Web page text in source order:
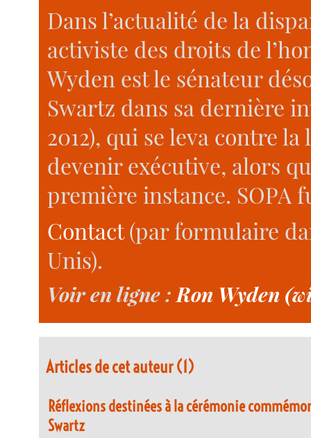
Dans l’actualité de la
activiste des droits de
Wyden est le sénateur
Swartz dans sa dernière
2012), qui se leva contre
devenir exécutive, alors
première instance. SOPA
Contact(par formulaire
Unis).
Voir en ligne : Ron Wyden
Articles de cet auteur (1)
Réflexions destinées à la cérémonie
Swartz